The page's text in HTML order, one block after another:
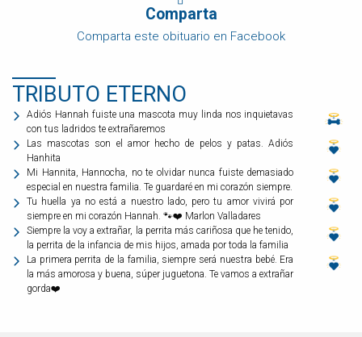
Comparta
Comparta este obituario en Facebook
TRIBUTO ETERNO
Adiós Hannah fuiste una mascota muy linda nos inquietavas
con tus ladridos te extrañaremos
Las mascotas son el amor hecho de pelos y patas. Adiós
Hanhita
Mi Hannita, Hannocha, no te olvidar nunca fuiste demasiado
especial en nuestra familia. Te guardaré en mi corazón siempre.
Tu huella ya no está a nuestro lado, pero tu amor vivirá por
siempre en mi corazón Hannah. 🐾❤️ Marlon Valladares
Siempre la voy a extrañar, la perrita más cariñosa que he tenido,
la perrita de la infancia de mis hijos, amada por toda la familia
La primera perrita de la familia, siempre será nuestra bebé. Era
la más amorosa y buena, súper juguetona. Te vamos a extrañar
gorda❤️